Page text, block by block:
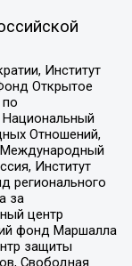
Институт
Открытое
Отношений,
Международный
Институт
регионального
за
центр
фонд Маршалла
защиты
Свободная